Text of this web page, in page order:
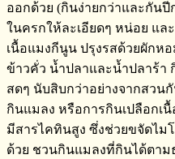
ออก​ด้วย​ (กินง่ายกว่าและกันปี
ในครกให้ละเอียดๆ​ หน่อย​ แล
เนื้อแมงกีนูน​ ปรุงรสด้วยผักห
ข้าวคั่ว​ น้ำปลาและน้ำปลาร้า​
สดๆ​ นับสิบกว่าอย่างจากสวนกั
กินแมลง​ หรือการกินเปลือกเ
มีสารไคทินสูง​ ซึ่งช่วยขจัดไม
ด้วย​ ชวนกินแมลงที่กินได้ตา